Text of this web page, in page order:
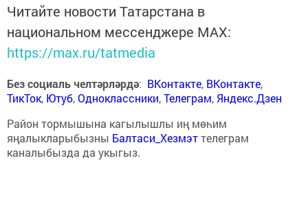
Читайте новости Татарстана в
национальном мессенджере MАХ:
https://max.ru/tatmedia
Без социаль челтәрләрдә: ВКонтакте, ВКонтакте,
ТикТок, Ютуб,Одноклассники,Телеграм, Яндекс.Дзен
Район тормышына кагылышлы иң мөһим
яңалыкларыбызны Балтаси_Хезмэттелеграм
каналыбызда да укыгыз.